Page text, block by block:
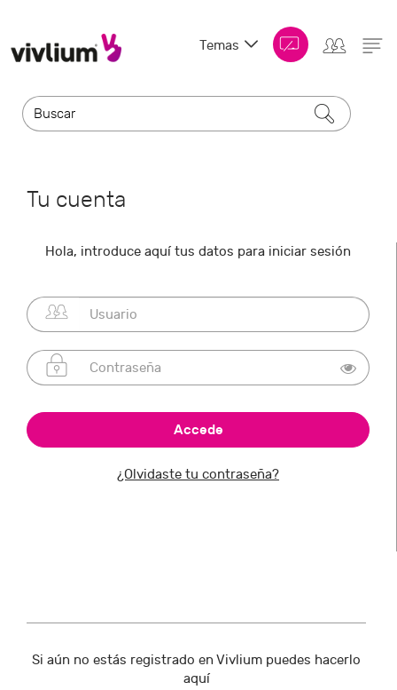
Temas
Tu cuenta
Hola, introduce aquí tus datos para iniciar sesión
¿Olvidaste tu contraseña?
Si aún no estás registrado en Vivlium puedes hacerlo
aquí